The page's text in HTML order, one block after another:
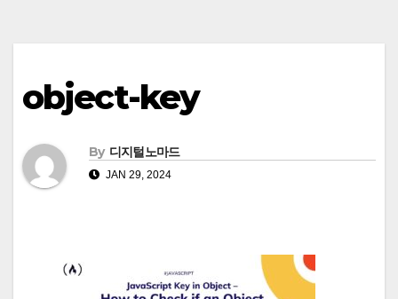
object-key
By 디지털노마드
JAN 29, 2024